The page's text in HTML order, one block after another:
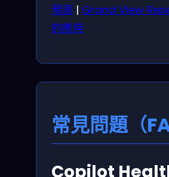
預測 | Grand View
的應用
常見問題（
Copilot